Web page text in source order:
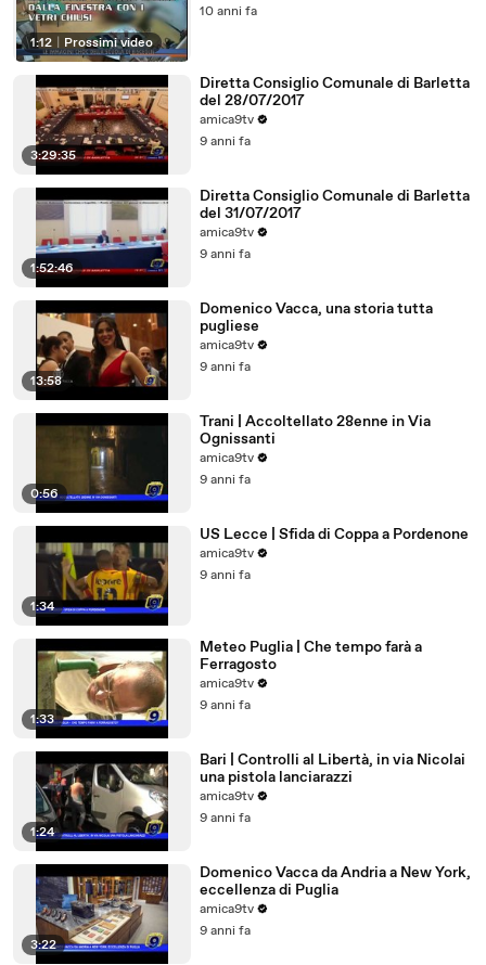
1:12 Prossimi video
10 anni fa
3:29:35
Diretta Consiglio Comunale di Barletta
del 28/07/2017
amica9tv
9 anni fa
1:52:46
Diretta Consiglio Comunale di Barletta
del 31/07/2017
amica9tv
9 anni fa
13:58
Domenico Vacca, una storia tutta
pugliese
amica9tv
9 anni fa
0:56
Trani | Accoltellato 28enne in Via
Ognissanti
amica9tv
9 anni fa
1:34
US Lecce | Sfida di Coppa a Pordenone
amica9tv
9 anni fa
1:33
Meteo Puglia | Che tempo farà a
Ferragosto
amica9tv
9 anni fa
1:24
Bari | Controlli al Libertà, in via Nicolai
una pistola lanciarazzi
amica9tv
9 anni fa
3:22
Domenico Vacca da Andria a New York,
eccellenza di Puglia
amica9tv
9 anni fa